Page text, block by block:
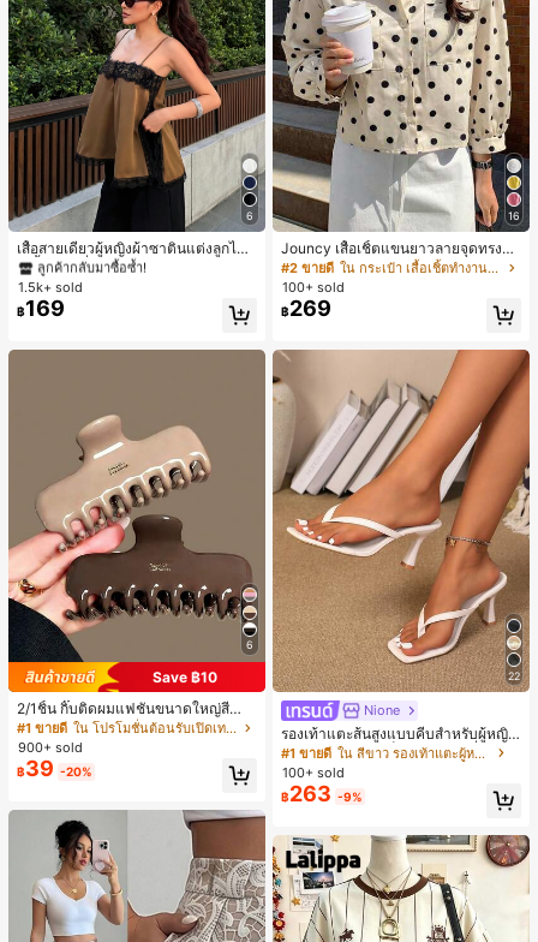
6
เสื้อสายเดี่ยวผู้หญิงผ้าซาตินแต่งลูกไม้
- เสื้อสายเดี่ยวฤดูร้อนสีคากีมีรอยผ่าด้า
นข้างที่น่าดึงดูดแบบสบายๆ
#1 ขายดี
ใน สีกากี เสื้อสตรี เสื้อเบลาส์ & Tee
ลูกค้ากลับมาซื้อซ้ำ!
#1 ขายดี
ลูกค้ากลับมาซื้อซ้ำ!
#1 ขายดี
ลูกค้ากลับมาซื้อซ้ำ!
#1 ขายดี
ใน สีกากี เสื้อสตรี เสื้อเบลาส์ & Tee
1.5k+ sold
฿169
6
Save ฿10
2/1ชิ้น กิ๊บติดผมแฟชั่นขนาดใหญ่สีน้ำ
ตาลชานมสำหรับผู้หญิง เหมาะสำหรับก
ารอาบน้ำ ล้างหน้า และจัดแต่งทรงผม
#1 ขายดี
ใน โปรโมชั่นต้อนรับเปิดเทอม เครื่องประดับผมผู้หญิง
900+ sold
฿39 -20%
16
Jouncy เสื้อเชิ้ตแขนยาวลายจุดทรงหล
วมสำหรับผู้หญิง
#2 ขายดี
ใน กระเป๋า เสื้อเชิ้ตทำงานมีกระเป๋า
100+ sold
฿269
22
Nione
รองเท้าแตะส้นสูงแบบคีบสำหรับผู้หญิง
สไตล์คลาสสิก สีบล็อก สไตล์แฟรี่ฤดูร้อ
น ส้นเข็ม รองเท้าแตะแบบคีบ รองเท้าแ
ตะชายหาดแฟชั่นสายไขว้ รองเท้าผู้ห
ญิง สำหรับออฟฟิศ บ้าน กลางแจ้ง ดีไซ
น์หัวเหลี่ยม ชิคและหรูหรา สำหรับเดทไ
นท์
#1 ขายดี
ใน สีขาว รองเท้าแตะผู้หญิง
100+ sold
฿263 -9%